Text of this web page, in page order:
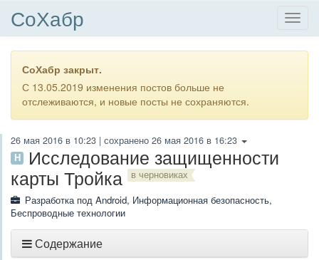
СоХабр
СоХабр закрыт.
С 13.05.2019 изменения постов больше не
отслеживаются, и новые посты не сохраняются.
26 мая 2016 в 10:23 | сохранено 26 мая 2016 в 16:23
H
Исследование защищенности
карты Тройка
в черновиках
Разработка под Android, Информационная безопасность,
Беспроводные технологии
Содержание